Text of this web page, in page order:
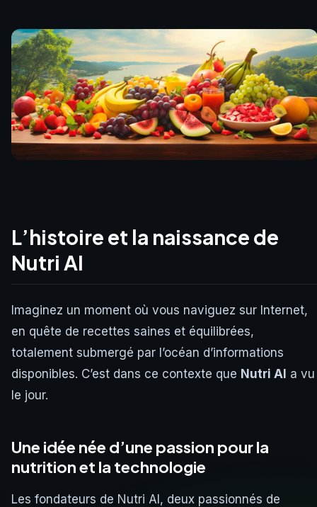
L’histoire et la naissance de
Nutri AI
Imaginez un moment où vous naviguez sur Internet,
en quête de recettes saines et équilibrées,
totalement submergé par l’océan d’informations
disponibles. C’est dans ce contexte que Nutri AI a vu
le jour.
Une idée née d’une passion pour la
nutrition et la technologie
Les fondateurs de Nutri AI, deux passionnés de